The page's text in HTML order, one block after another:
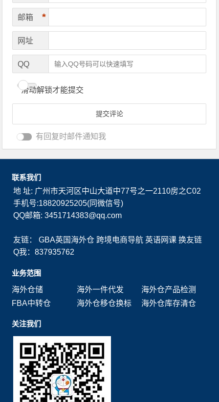
邮箱 *
网址
QQ
滑动解锁才能提交
有回复时邮件通知我
联系我们
地 址: 广州市天河区中山大道中77号之一2110房之C02
手机号:18820925205(同微信号)
QQ邮箱: 3451714383@qq.com
友链：GBA英国海外仓 跨境电商导航 英语网课 换友链
Q我：837935762
业务范围
海外仓储
海外一件代发
海外仓产品检测
FBA中转仓
海外仓移仓换标 海外仓库存清仓
关注我们